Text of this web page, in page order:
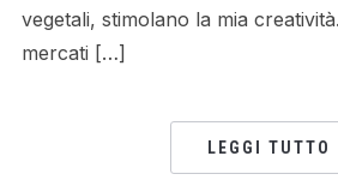
vegetali, stimolano la mia
mercati […]
LEGGI TUTTO